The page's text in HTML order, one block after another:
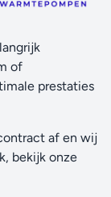
of
prestaties
af en wij
bekijk onze